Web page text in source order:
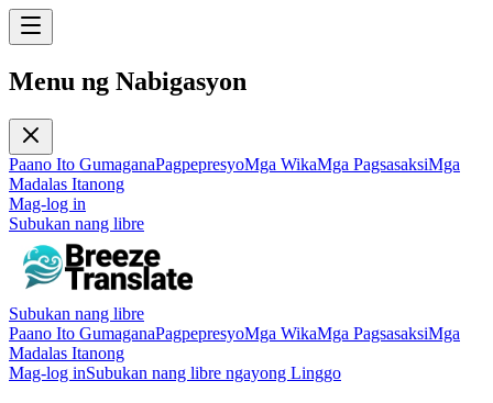
Menu ng Nabigasyon
Paano Ito GumaganaPagpepresyoMga WikaMga PagsasaksiMga
Madalas Itanong
Mag-log in
Subukan nang libre
Subukan nang libre
Paano Ito GumaganaPagpepresyoMga WikaMga PagsasaksiMga
Madalas Itanong
Mag-log inSubukan nang libre ngayong Linggo